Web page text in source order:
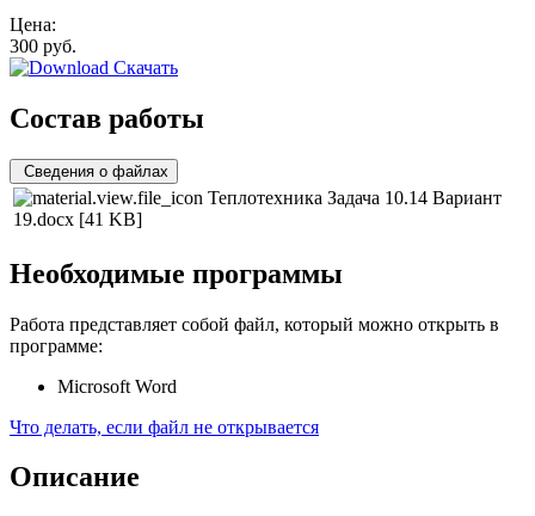
Цена:
300 руб.
Скачать
Состав работы
Сведения о файлах
Теплотехника Задача 10.14 Вариант
19.docx [41 KB]
Необходимые программы
Работа представляет собой файл, который можно открыть в
программе:
Microsoft Word
Что делать, если файл не открывается
Описание